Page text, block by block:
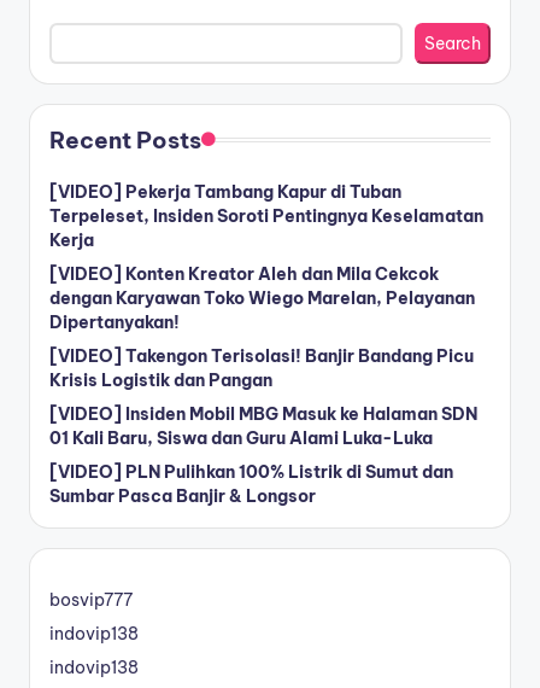
Search
Recent Posts
[VIDEO] Pekerja Tambang Kapur di Tuban
Terpeleset, Insiden Soroti Pentingnya Keselamatan
Kerja
[VIDEO] Konten Kreator Aleh dan Mila Cekcok
dengan Karyawan Toko Wiego Marelan, Pelayanan
Dipertanyakan!
[VIDEO] Takengon Terisolasi! Banjir Bandang Picu
Krisis Logistik dan Pangan
[VIDEO] Insiden Mobil MBG Masuk ke Halaman SDN
01 Kali Baru, Siswa dan Guru Alami Luka-Luka
[VIDEO] PLN Pulihkan 100% Listrik di Sumut dan
Sumbar Pasca Banjir & Longsor
bosvip777
indovip138
indovip138